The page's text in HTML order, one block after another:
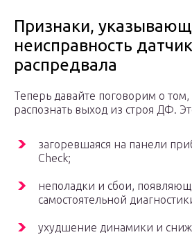
Признаки,
неисправность
распредвала
Теперь давайте поговорим о
распознать выход из строя ДФ.
загоревшаяся на панели
Check;
неполадки и сбои,
самостоятельной
ухудшение динамики и